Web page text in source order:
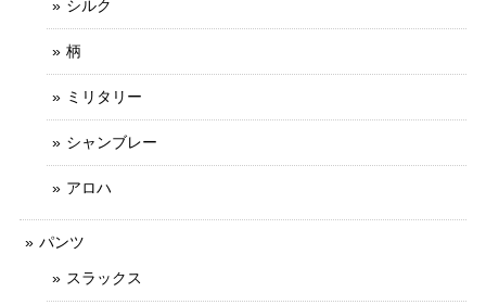
シルク
柄
ミリタリー
シャンブレー
アロハ
パンツ
スラックス